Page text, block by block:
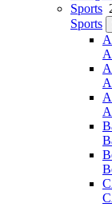
Sports
Sports